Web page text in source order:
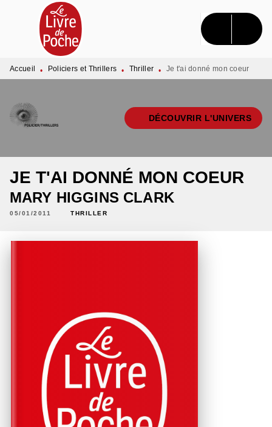
MENU RECHERCHE CONTENU
PIED DE PAGE
Accueil • Policiers et Thrillers • Thriller • Je t'ai donné mon coeur
DÉCOUVRIR L'UNIVERS
JE T'AI DONNÉ MON COEUR
MARY HIGGINS CLARK
05/01/2011 THRILLER